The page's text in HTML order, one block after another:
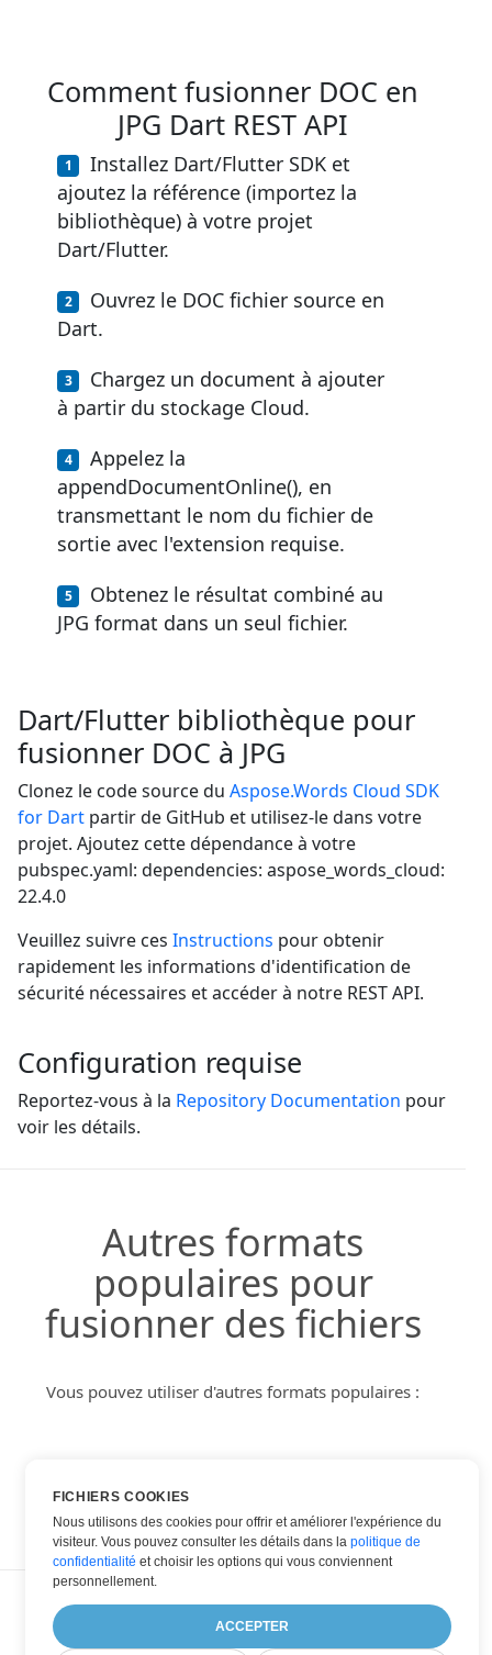
Comment fusionner DOC en
JPG Dart REST API
Installez Dart/Flutter SDK et
ajoutez la référence (importez la
bibliothèque) à votre projet
Dart/Flutter.
Ouvrez le DOC fichier source en
Dart.
Chargez un document à ajouter
à partir du stockage Cloud.
Appelez la
appendDocumentOnline(), en
transmettant le nom du fichier de
sortie avec l'extension requise.
Obtenez le résultat combiné au
JPG format dans un seul fichier.
Dart/Flutter bibliothèque pour
fusionner DOC à JPG
Clonez le code source du Aspose.Words Cloud SDK
for Dart partir de GitHub et utilisez-le dans votre
projet. Ajoutez cette dépendance à votre
pubspec.yaml: dependencies: aspose_words_cloud:
22.4.0
Veuillez suivre ces Instructions pour obtenir
rapidement les informations d'identification de
sécurité nécessaires et accéder à notre REST API.
Configuration requise
Reportez-vous à la Repository Documentation pour
voir les détails.
Autres formats
populaires pour
fusionner des fichiers
Vous pouvez utiliser d'autres formats populaires :
DOC DANS PDF
FICHIERS COOKIES
Nous utilisons des cookies pour offrir et améliorer l'expérience du
visiteur. Vous pouvez consulter les détails dans la politique de
confidentialité et choisir les options qui vous conviennent
personnellement.
ACCEPTER